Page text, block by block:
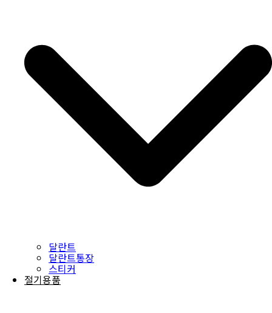
달란트
달란트통장
스티커
절기용품